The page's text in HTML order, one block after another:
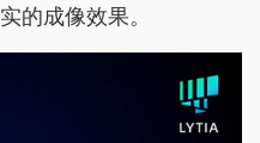
的成像效果。